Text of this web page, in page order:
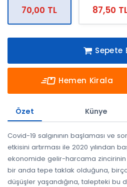
70,00 TL 87,50
Sepete
Hemen Kirala
Özet Künye
Covid-19 salgınının başlaması ve
etkisini artırması ile 2020 yılından
ekonomide gelir-harcama
bir anda tepe taklak olduğuna,
düşüşler yaşandığına, talepteki bu